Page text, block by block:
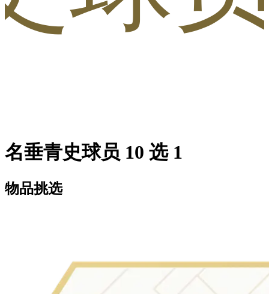
名垂青史球员 10 选 1
物品挑选